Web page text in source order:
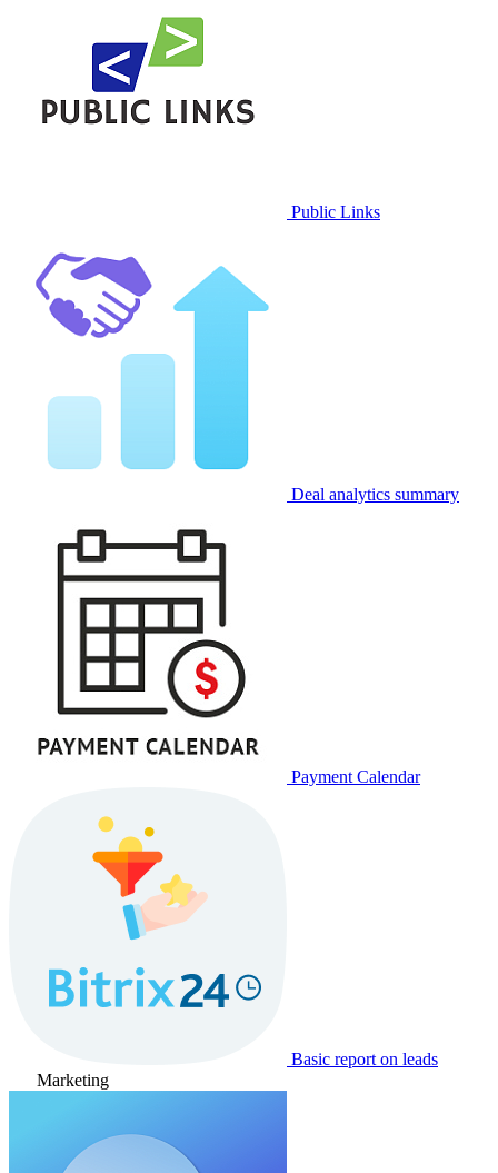
Public Links
Deal analytics summary
Payment Calendar
Basic report on leads
Marketing